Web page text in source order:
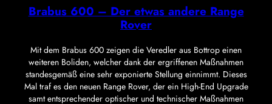
Brabus 600 – Der etwas andere Range
Rover
Mit dem Brabus 600 zeigen die Veredler aus Bottrop einen
weiteren Boliden, welcher dank der ergriffenen Maßnahmen
standesgemäß eine sehr exponierte Stellung einnimmt. Dieses
Mal traf es den neuen Range Rover, der ein High-End Upgrade
samt entsprechender optischer und technischer Maßnahmen